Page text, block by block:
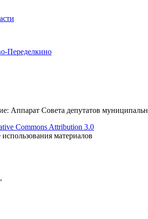
Переделкино
Аппарат Совета депутатов
Commons Attribution 3.0
материалов